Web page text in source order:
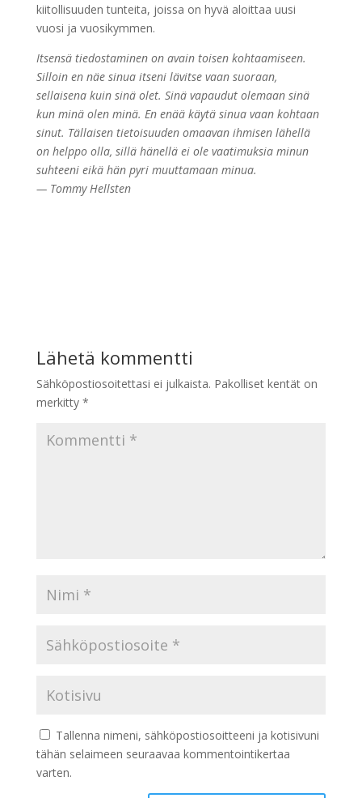
kiitollisuuden tunteita, joissa on hyvä aloittaa uusi
vuosi ja vuosikymmen.
Itsensä tiedostaminen on avain toisen kohtaamiseen.
Silloin en näe sinua itseni lävitse vaan suoraan,
sellaisena kuin sinä olet. Sinä vapaudut olemaan sinä
kun minä olen minä. En enää käytä sinua vaan kohtaan
sinut. Tällaisen tietoisuuden omaavan ihmisen lähellä
on helppo olla, sillä hänellä ei ole vaatimuksia minun
suhteeni eikä hän pyri muuttamaan minua.
— Tommy Hellsten
Lähetä kommentti
Sähköpostiosoitettasi ei julkaista. Pakolliset kentät on
merkitty *
Tallenna nimeni, sähköpostiosoitteeni ja kotisivuni
tähän selaimeen seuraavaa kommentointikertaa
varten.